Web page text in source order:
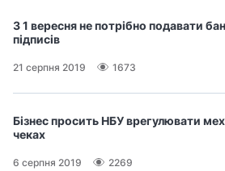
З 1 вересня не потрібно подавати
підписів
21 серпня 2019 1673
Бізнес просить НБУ врегулювати
чеках
6 серпня 2019 2269